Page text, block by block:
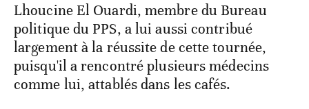
Lhoucine El Ouardi, membre du Bureau
politique du PPS, a lui aussi contribué
largement à la réussite de cette tournée,
puisqu'il a rencontré plusieurs médecins
comme lui, attablés dans les cafés.